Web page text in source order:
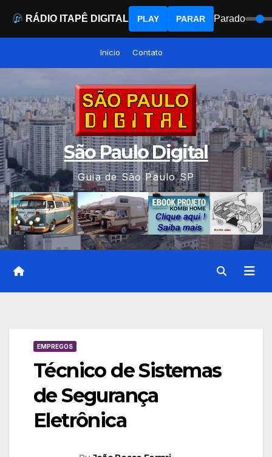
Início Contato
São Paulo Digital
Guia de São Paulo SP
EMPREGOS
Técnico de Sistemas
de Segurança
Eletrônica
RÁDIO ITAPÊ DIGITAL PLAY PARAR Parado